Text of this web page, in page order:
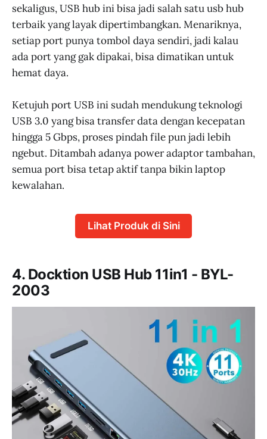
sekaligus, USB hub ini bisa jadi salah satu usb hub
terbaik yang layak dipertimbangkan. Menariknya,
setiap port punya tombol daya sendiri, jadi kalau
ada port yang gak dipakai, bisa dimatikan untuk
hemat daya.
Ketujuh port USB ini sudah mendukung teknologi
USB 3.0 yang bisa transfer data dengan kecepatan
hingga 5 Gbps, proses pindah file pun jadi lebih
ngebut. Ditambah adanya power adaptor tambahan,
semua port bisa tetap aktif tanpa bikin laptop
kewalahan.
Lihat Produk di Sini
4. Docktion USB Hub 11in1 - BYL-
2003